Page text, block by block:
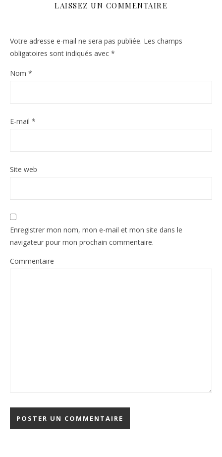
LAISSEZ UN COMMENTAIRE
Votre adresse e-mail ne sera pas publiée. Les champs
obligatoires sont indiqués avec *
Nom *
E-mail *
Site web
Enregistrer mon nom, mon e-mail et mon site dans le
navigateur pour mon prochain commentaire.
Commentaire